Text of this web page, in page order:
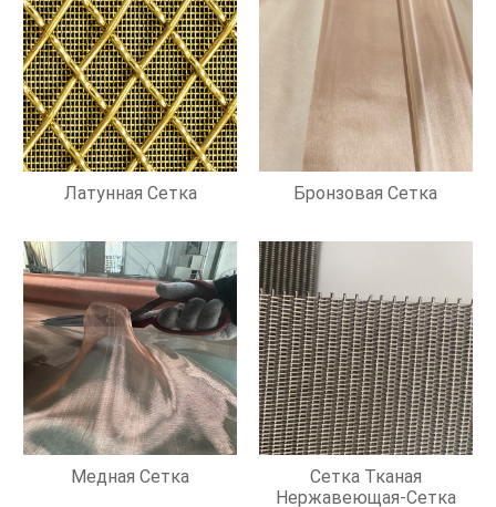
Латунная Сетка Бронзовая Сетка
Медная Сетка
Сетка Тканая
Нержавеющая-Сетка